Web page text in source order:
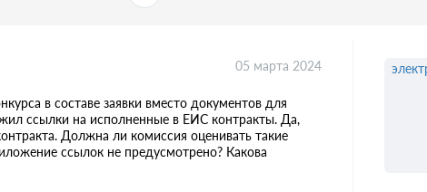
05 марта 2024
в составе заявки вместо документов для
ссылки на исполненные в ЕИС контракты. Да,
Должна ли комиссия оценивать такие
ссылок не предусмотрено? Какова